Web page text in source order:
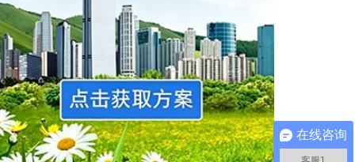
在线咨询